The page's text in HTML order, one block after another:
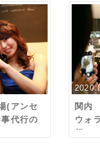
(アンセ
代行の
関内
ウォ
行の